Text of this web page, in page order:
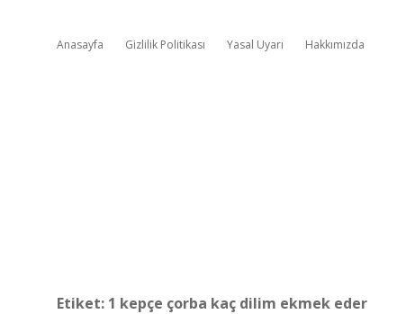
Anasayfa Gizlilik Politikası Yasal Uyarı Hakkımızda
Etiket: 1 kepçe çorba kaç dilim ekmek eder